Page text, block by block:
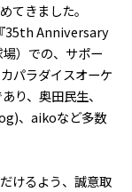
てきました。
35th Anniversary
）での、サポー
パラダイスオーケ
り、奥田民生、
、aikoなど多数
けるよう、誠意取